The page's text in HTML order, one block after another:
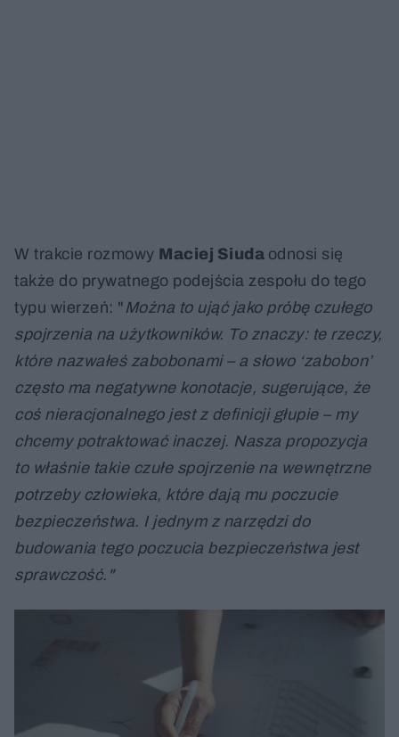
W trakcie rozmowy Maciej Siuda odnosi się
także do prywatnego podejścia zespołu do tego
typu wierzeń: " Można to ująć jako próbę czułego
spojrzenia na użytkowników. To znaczy: te rzeczy,
które nazwałeś zabobonami – a słowo ‘zabobon’
często ma negatywne konotacje, sugerujące, że
coś nieracjonalnego jest z definicji głupie – my
chcemy potraktować inaczej. Nasza propozycja
to właśnie takie czułe spojrzenie na wewnętrzne
potrzeby człowieka, które dają mu poczucie
bezpieczeństwa. I jednym z narzędzi do
budowania tego poczucia bezpieczeństwa jest
sprawczość."